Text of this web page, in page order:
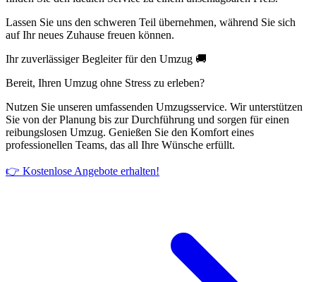
Lassen Sie uns den schweren Teil übernehmen, während Sie sich
auf Ihr neues Zuhause freuen können.
Ihr zuverlässiger Begleiter für den Umzug 🚚
Bereit, Ihren Umzug ohne Stress zu erleben?
Nutzen Sie unseren umfassenden Umzugsservice. Wir unterstützen
Sie von der Planung bis zur Durchführung und sorgen für einen
reibungslosen Umzug. Genießen Sie den Komfort eines
professionellen Teams, das all Ihre Wünsche erfüllt.
👉 Kostenlose Angebote erhalten!